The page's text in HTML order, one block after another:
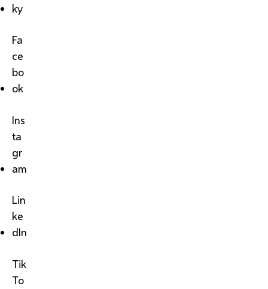
ky
Fa
ce
bo
ok
Ins
ta
gr
am
Lin
ke
dIn
Tik
To